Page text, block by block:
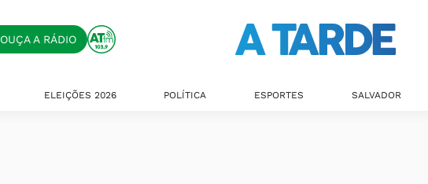
OUÇA A RÁDIO
ELEIÇÕES 2026 POLÍTICA ESPORTES SALVADOR